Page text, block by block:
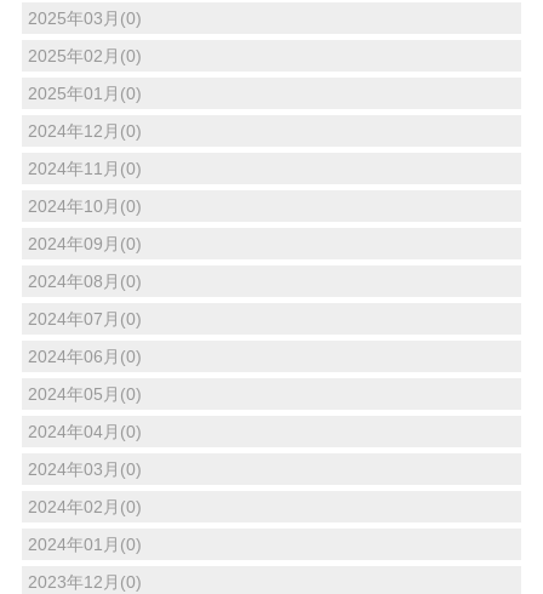
2025年03月(0)
2025年02月(0)
2025年01月(0)
2024年12月(0)
2024年11月(0)
2024年10月(0)
2024年09月(0)
2024年08月(0)
2024年07月(0)
2024年06月(0)
2024年05月(0)
2024年04月(0)
2024年03月(0)
2024年02月(0)
2024年01月(0)
2023年12月(0)